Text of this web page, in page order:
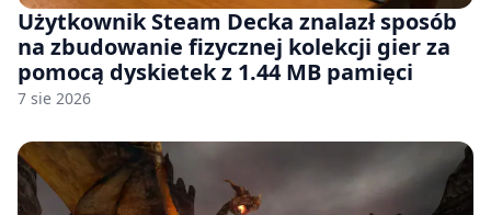
Użytkownik Steam Decka znalazł sposób
na zbudowanie fizycznej kolekcji gier za
pomocą dyskietek z 1.44 MB pamięci
7 sie 2026